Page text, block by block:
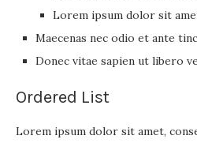
Lorem ipsum dolor sit
Maecenas nec odio et ante
Donec vitae sapien ut libero
Ordered List
Lorem ipsum dolor sit amet,